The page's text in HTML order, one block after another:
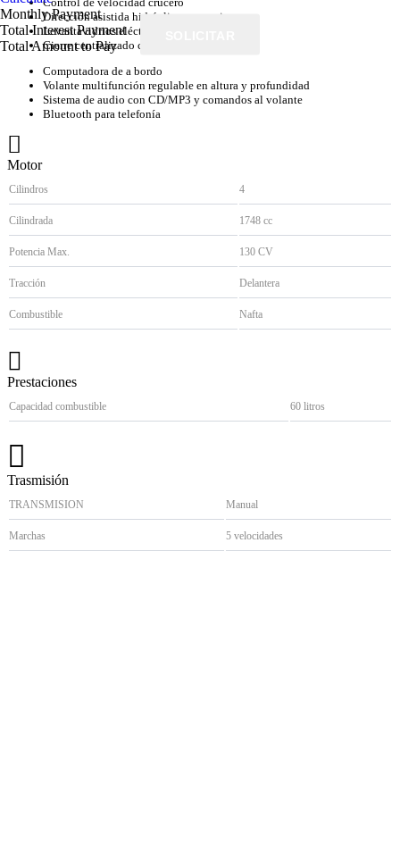
Dirección asistida hidráulica progresiva
Levantavidrios eléctricos en las 4 puertas
Cierre centralizado con comando a distancia
Computadora de a bordo
Volante multifunción regulable en altura y profundidad
Sistema de audio con CD/MP3 y comandos al volante
Bluetooth para telefonía
Motor
Cilindros 4
Cilindrada 1748 cc
Potencia Max. 130 CV
Tracción Delantera
Combustible Nafta
Prestaciones
Capacidad combustible 60 litros
Trasmisión
TRANSMISION Manual
Marchas 5 velocidades
Monthly Payment
Total Interest Payment
Total Amount to Pay